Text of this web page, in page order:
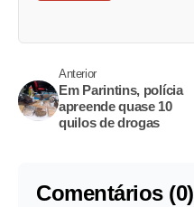
Anterior
Em Parintins, polícia
apreende quase 10
quilos de drogas
Comentários (0)